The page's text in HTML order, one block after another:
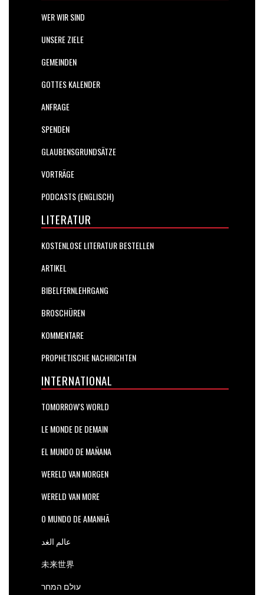
WER WIR SIND
UNSERE ZIELE
GEMEINDEN
GOTTES KALENDER
ANFRAGE
SPENDEN
GLAUBENSGRUNDSÄTZE
VORTRÄGE
PODCASTS (ENGLISCH)
LITERATUR
KOSTENLOSE LITERATUR BESTELLEN
ARTIKEL
BIBELFERNLEHRGANG
BROSCHÜREN
KOMMENTARE
PROPHETISCHE NACHRICHTEN
INTERNATIONAL
TOMORROW'S WORLD
LE MONDE DE DEMAIN
EL MUNDO DE MAÑANA
WERELD VAN MORGEN
WERELD VAN MORE
O MUNDO DE AMANHÃ
عالم الغد
未来世界
עולם המחר